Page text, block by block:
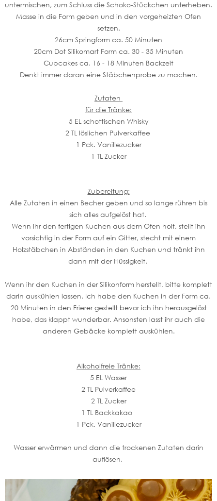
untermischen, zum Schluss die Schoko-Stückchen unterheben.
Masse in die Form geben und in den vorgeheizten Ofen
setzen.
26cm Springform ca. 50 Minuten
20cm Dot Silikomart Form ca. 30 - 35 Minuten
Cupcakes ca. 16 - 18 Minuten Backzeit
Denkt immer daran eine Stäbchenprobe zu machen.
Zutaten
für die Tränke:
5 EL schottischen Whisky
2 TL löslichen Pulverkaffee
1 Pck. Vanillezucker
1 TL Zucker
Zubereitung:
Alle Zutaten in einen Becher geben und so lange rühren bis
sich alles aufgelöst hat.
Wenn ihr den fertigen Kuchen aus dem Ofen holt, stellt ihn
vorsichtig in der Form auf ein Gitter, stecht mit einem
Holzstäbchen in Abständen in den Kuchen und tränkt ihn
dann mit der Flüssigkeit.
Wenn ihr den Kuchen in der Silikonform herstellt, bitte komplett
darin auskühlen lassen. Ich habe den Kuchen in der Form ca.
20 Minuten in den Frierer gestellt bevor ich ihn herausgelöst
habe, das klappt wunderbar. Ansonsten lasst ihr auch die
anderen Gebäcke komplett auskühlen.
Alkoholfreie Tränke:
5 EL Wasser
2 TL Pulverkaffee
2 TL Zucker
1 TL Backkakao
1 Pck. Vanillezucker
Wasser erwärmen und dann die trockenen Zutaten darin
auflösen.